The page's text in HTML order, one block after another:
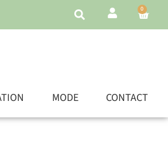
0
MODE CONTACT